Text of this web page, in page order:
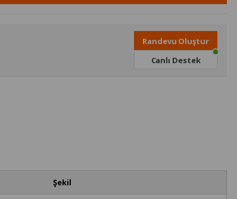
Randevu Oluştur
Canlı Destek
Şekil